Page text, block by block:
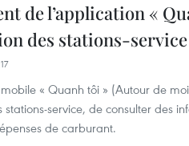
de l’application «
des stations-
mobile « Quanh tôi » (Autour de
stations-service, de consulter des
de carburant.